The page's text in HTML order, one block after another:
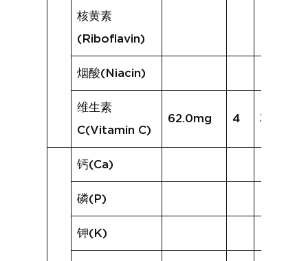
核黄素
(Riboflavin)
烟酸(Niacin)
维生素
C(Vitamin C)
62.0mg 4 33.8mg
钙(Ca)
磷(P)
钾(K)